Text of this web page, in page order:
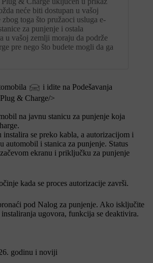
neće biti dostupan u vašoj
toga što pružaoci usluga e-
za punjenje i ostala
u vašoj zemlji moraju da podrže
pre nego što budete mogli da ga
i idite na Podešavanja
Plug & Charge​/>
na javnu stanicu za punjenje koja
se preko kabla, a autorizacijom i
automobil i stanica za punjenje. Status
ekranu i priključku za punjenje
kada se proces autorizacije završi.
pod Nalog za punjenje. Ako isključite
ugovora, funkcija se deaktivira.
godinu i noviji